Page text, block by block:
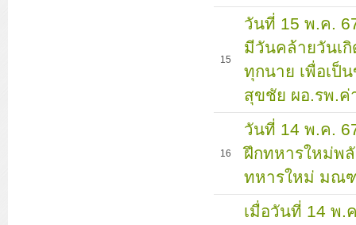
15
วันที่ 15 พ.ค.
มีวันคล้ายวันเ
ทุกนาย เพื่อเป็
สุขชัย ผอ.รพ.ค่
16
วันที่ 14 พ.ค.
ฝึกทหารใหม่พ
ทหารใหม่ มณ
เมื่อวันที่ 14 พ.